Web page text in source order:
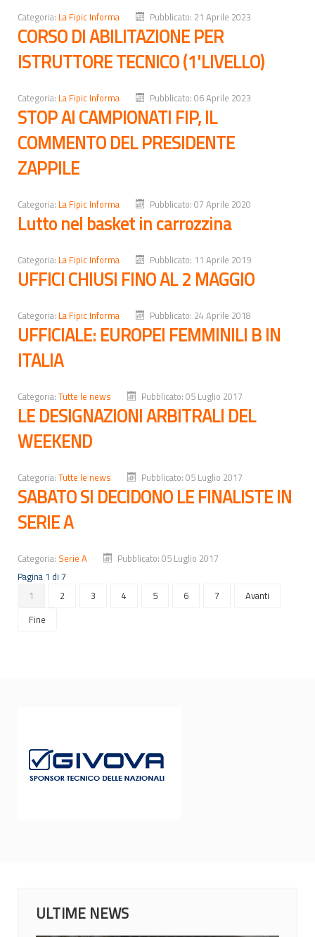
Categoria: La Fipic Informa Pubblicato: 21 Aprile 2023
CORSO DI ABILITAZIONE PER
ISTRUTTORE TECNICO (1'LIVELLO)
Categoria: La Fipic Informa Pubblicato: 06 Aprile 2023
STOP AI CAMPIONATI FIP, IL
COMMENTO DEL PRESIDENTE
ZAPPILE
Categoria: La Fipic Informa Pubblicato: 07 Aprile 2020
Lutto nel basket in carrozzina
Categoria: La Fipic Informa Pubblicato: 11 Aprile 2019
UFFICI CHIUSI FINO AL 2 MAGGIO
Categoria: La Fipic Informa Pubblicato: 24 Aprile 2018
UFFICIALE: EUROPEI FEMMINILI B IN
ITALIA
Categoria: Tutte le news Pubblicato: 05 Luglio 2017
LE DESIGNAZIONI ARBITRALI DEL
WEEKEND
Categoria: Tutte le news Pubblicato: 05 Luglio 2017
SABATO SI DECIDONO LE FINALISTE IN
SERIE A
Categoria: Serie A
Pubblicato: 05 Luglio 2017
Pagina 1 di 7
1
2 3 4 5 6 7
Avanti
Fine
ULTIME NEWS